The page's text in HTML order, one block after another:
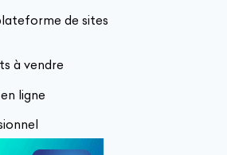
de sites
à vendre
ligne